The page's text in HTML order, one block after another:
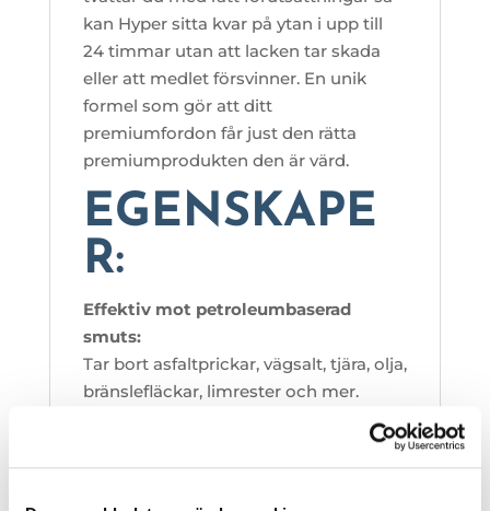
kan Hyper sitta kvar på ytan i upp till
24 timmar utan att lacken tar skada
eller att medlet försvinner. En unik
formel som gör att ditt
premiumfordon får just den rätta
premiumprodukten den är värd.
EGENSKAPE
R:
Effektiv mot petroleumbaserad
smuts:
Tar bort asfaltprickar, vägsalt, tjära, olja,
bränslefläckar, limrester och mer.
Kräver ingen utspädning, vilket gör den